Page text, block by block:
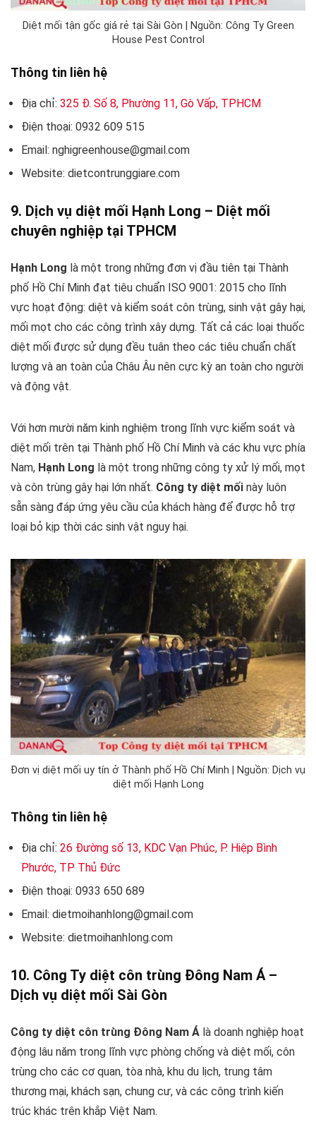
Diệt mối tận gốc giá rẻ tại Sài Gòn | Nguồn: Công Ty Green
House Pest Control
Thông tin liên hệ
Địa chỉ: 325 Đ. Số 8, Phường 11, Gò Vấp, TPHCM
Điện thoại: 0932 609 515
Email: nghigreenhouse@gmail.com
Website: dietcontrunggiare.com
9. Dịch vụ diệt mối Hạnh Long – Diệt mối
chuyên nghiệp tại TPHCM
Hạnh Long là một trong những đơn vị đầu tiên tại Thành
phố Hồ Chí Minh đạt tiêu chuẩn ISO 9001: 2015 cho lĩnh
vực hoạt động: diệt và kiểm soát côn trùng, sinh vật gây hại,
mối mọt cho các công trình xây dựng. Tất cả các loại thuốc
diệt mối được sử dụng đều tuân theo các tiêu chuẩn chất
lượng và an toàn của Châu Âu nên cực kỳ an toàn cho người
và động vật.
Với hơn mười năm kinh nghiệm trong lĩnh vực kiểm soát và
diệt mối trên tại Thành phố Hồ Chí Minh và các khu vực phía
Nam, Hạnh Long là một trong những công ty xử lý mối, mọt
và côn trùng gây hại lớn nhất. Công ty diệt mối này luôn
sẵn sàng đáp ứng yêu cầu của khách hàng để được hỗ trợ
loại bỏ kịp thời các sinh vật nguy hại.
Đơn vị diệt mối uy tín ở Thành phố Hồ Chí Minh | Nguồn: Dịch vụ
diệt mối Hạnh Long
Thông tin liên hệ
Địa chỉ: 26 Đường số 13, KDC Vạn Phúc, P. Hiệp Bình
Phước, TP Thủ Đức
Điện thoại: 0933 650 689
Email: dietmoihanhlong@gmail.com
Website: dietmoihanhlong.com
10. Công Ty diệt côn trùng Đông Nam Á –
Dịch vụ diệt mối Sài Gòn
Công ty diệt côn trùng Đông Nam Á là doanh nghiệp hoạt
động lâu năm trong lĩnh vực phòng chống và diệt mối, côn
trùng cho các cơ quan, tòa nhà, khu du lịch, trung tâm
thương mại, khách sạn, chung cư, và các công trình kiến ​​
trúc khác trên khắp Việt Nam.